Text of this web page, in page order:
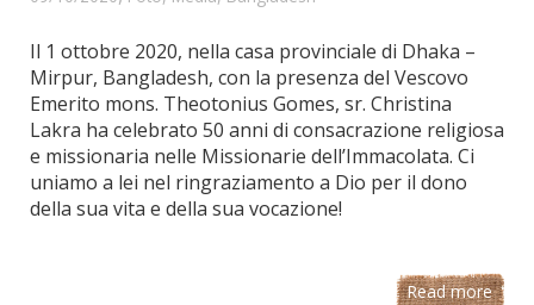
Il 1 ottobre 2020, nella casa provinciale di Dhaka –
Mirpur, Bangladesh, con la presenza del Vescovo
Emerito mons. Theotonius Gomes, sr. Christina
Lakra ha celebrato 50 anni di consacrazione religiosa
e missionaria nelle Missionarie dell’Immacolata. Ci
uniamo a lei nel ringraziamento a Dio per il dono
della sua vita e della sua vocazione!
Read more